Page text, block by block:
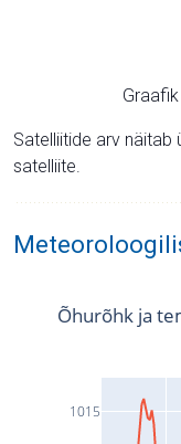
Satelliitide arv näitab
satelliite.
1015
Õhurõhk ja